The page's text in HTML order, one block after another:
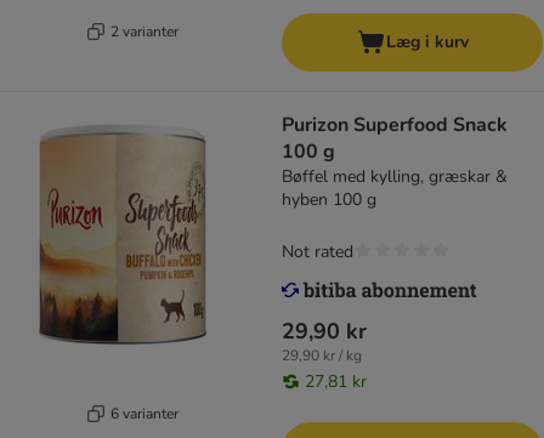
2 varianter Læg i kurv
6 varianter
Purizon Superfood Snack
100 g
Bøffel med kylling, græskar &
hyben 100 g
29,90 kr
29,90 kr / kg
27,81 kr
Not rated